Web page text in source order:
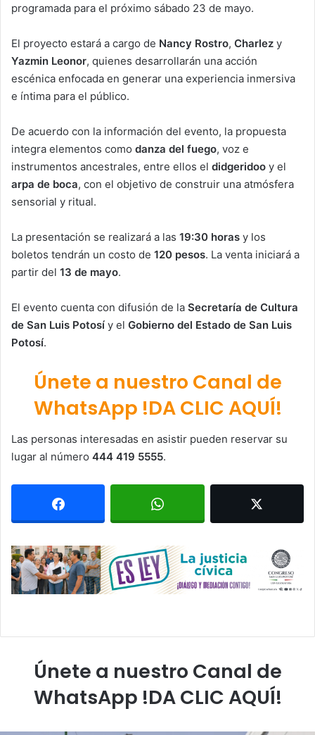
programada para el próximo sábado 23 de mayo.
El proyecto estará a cargo de Nancy Rostro, Charlez y
Yazmin Leonor, quienes desarrollarán una acción
escénica enfocada en generar una experiencia inmersiva
e íntima para el público.
De acuerdo con la información del evento, la propuesta
integra elementos como danza del fuego, voz e
instrumentos ancestrales, entre ellos el didgeridoo y el
arpa de boca, con el objetivo de construir una atmósfera
sensorial y ritual.
La presentación se realizará a las 19:30 horas y los
boletos tendrán un costo de 120 pesos. La venta iniciará a
partir del 13 de mayo.
El evento cuenta con difusión de la Secretaría de Cultura
de San Luis Potosí y el Gobierno del Estado de San Luis
Potosí.
Únete a nuestro Canal de
WhatsApp !DA CLIC AQUÍ!
Las personas interesadas en asistir pueden reservar su
lugar al número 444 419 5555.
Únete a nuestro Canal de
WhatsApp !DA CLIC AQUÍ!